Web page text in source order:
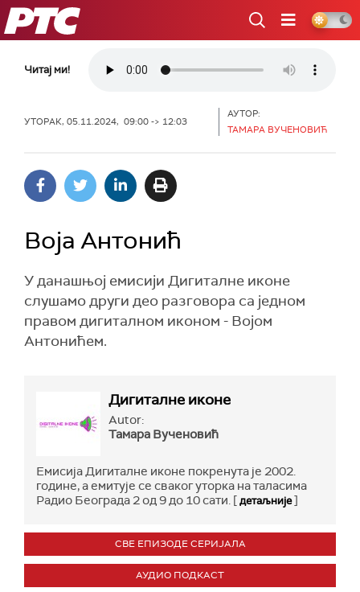
РТС
Читај ми!
УТОРАК, 05.11.2024, 09:00 -> 12:03
АУТОР:
ТАМАРА ВУЧЕНОВИЋ
Воја Антонић
У данашњој емисији Дигиталне иконе
слушамо други део разговора са једном
правом дигиталном иконом - Војом
Антонићем.
Дигиталне иконе
Autor:
Тамара Вученовић
Емисија Дигиталне иконе покренута je 2002.
године, а емитује се сваког уторка на таласима
Радио Београда 2 од 9 до 10 сати. [детаљније]
СВЕ ЕПИЗОДЕ СЕРИЈАЛА
АУДИО ПОДКАСТ